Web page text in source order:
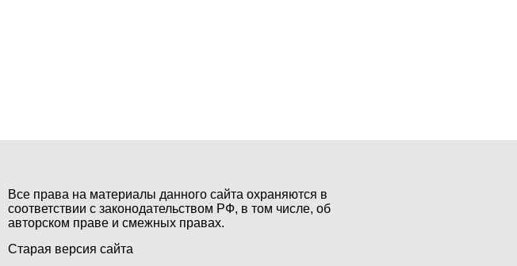
Все права на материалы данного сайта охраняются в
соответствии с законодательством РФ, в том числе, об
авторском праве и смежных правах.
Старая версия сайта